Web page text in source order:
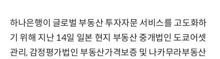
하나은행이 글로벌 부동산 투자자문 서비스를 고도화하
기 위해 지난 14일 일본 현지 부동산 중개법인 도쿄어셋
관리, 감정평가법인 부동산가격보증 및 나카무라부동산